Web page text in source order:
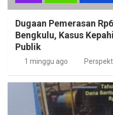
Dugaan Pemerasan
Bengkulu, Kasus
Publik
1 minggu ago